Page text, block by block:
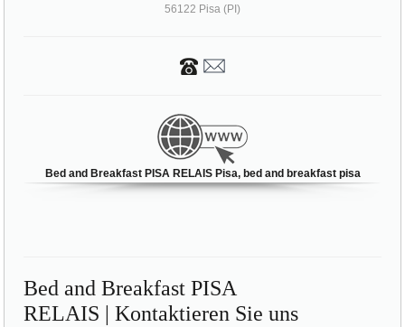
56122 Pisa (PI)
Bed and Breakfast PISA RELAIS Pisa, bed and breakfast pisa
Bed and Breakfast PISA
RELAIS | Kontaktieren Sie uns